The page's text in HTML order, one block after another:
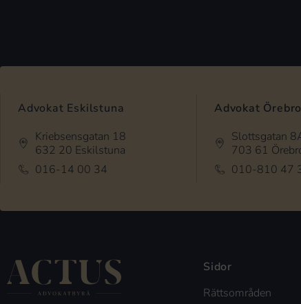
Advokat Eskilstuna
Kriebsensgatan 18
632 20 Eskilstuna
016-14 00 34
Advokat Örebro
Slottsgatan
703 61
010-810 47
Sidor
Rättsområden